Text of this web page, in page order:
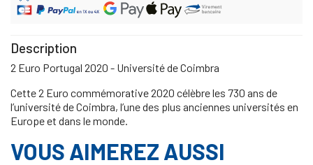
Description
2 Euro Portugal 2020 - Université de Coimbra
Cette 2 Euro commémorative 2020 célèbre les 730 ans de
l’université de Coimbra, l’une des plus anciennes universités en
Europe et dans le monde.
VOUS AIMEREZ AUSSI